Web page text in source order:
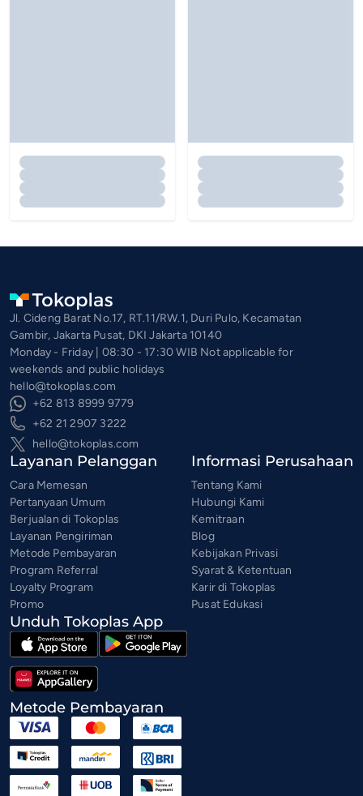
Jl. Cideng Barat No.17, RT.11/RW.1, Duri Pulo, Kecamatan
Gambir, Jakarta Pusat, DKI Jakarta 10140
Monday - Friday | 08:30 - 17:30 WIB Not applicable for
weekends and public holidays
hello@tokoplas.com
+62 813 8999 9779
+62 21 2907 3222
hello@tokoplas.com
Layanan Pelanggan
Cara Memesan
Pertanyaan Umum
Berjualan di Tokoplas
Layanan Pengiriman
Metode Pembayaran
Program Referral
Loyalty Program
Promo
Informasi Perusahaan
Tentang Kami
Hubungi Kami
Kemitraan
Blog
Kebijakan Privasi
Syarat & Ketentuan
Karir di Tokoplas
Pusat Edukasi
Unduh Tokoplas App
Metode Pembayaran